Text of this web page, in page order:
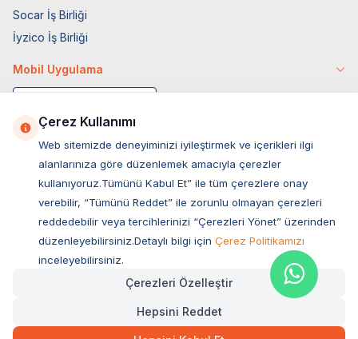
79,00TL Hızlı Teslimat
Socar İş Birliği
İyzico İş Birliği
Mobil Uygulama
Müşteri Hizmetleri
Sıkça Sorulan Sorular
Ovacık Mah. Hacıoğlu Sok. No:13 Başiskele / KOCAELİ
Çerez Kullanımı
Web sitemizde deneyiminizi iyileştirmek ve içerikleri ilgi
alanlarınıza göre düzenlemek amacıyla çerezler
kullanıyoruz.Tümünü Kabul Et” ile tüm çerezlere onay
verebilir, “Tümünü Reddet” ile zorunlu olmayan çerezleri
reddedebilir veya tercihlerinizi “Çerezleri Yönet” üzerinden
düzenleyebilirsiniz.Detaylı bilgi için Çerez Politikamızı
inceleyebilirsiniz.
Çerezleri Özelleştir
Hepsini Reddet